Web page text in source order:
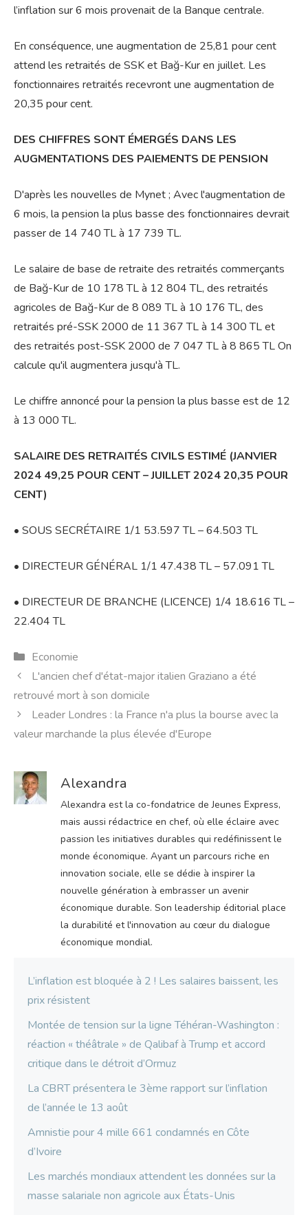
l’inflation sur 6 mois provenait de la Banque centrale.
En conséquence, une augmentation de 25,81 pour cent
attend les retraités de SSK et Bağ-Kur en juillet. Les
fonctionnaires retraités recevront une augmentation de
20,35 pour cent.
DES CHIFFRES SONT ÉMERGÉS DANS LES
AUGMENTATIONS DES PAIEMENTS DE PENSION
D'après les nouvelles de Mynet ; Avec l'augmentation de
6 mois, la pension la plus basse des fonctionnaires devrait
passer de 14 740 TL à 17 739 TL.
Le salaire de base de retraite des retraités commerçants
de Bağ-Kur de 10 178 TL à 12 804 TL, des retraités
agricoles de Bağ-Kur de 8 089 TL à 10 176 TL, des
retraités pré-SSK 2000 de 11 367 TL à 14 300 TL et
des retraités post-SSK 2000 de 7 047 TL à 8 865 TL On
calcule qu'il augmentera jusqu'à TL.
Le chiffre annoncé pour la pension la plus basse est de 12
à 13 000 TL.
SALAIRE DES RETRAITÉS CIVILS ESTIMÉ (JANVIER
2024 49,25 POUR CENT – JUILLET 2024 20,35 POUR
CENT)
• SOUS SECRÉTAIRE 1/1 53.597 TL – 64.503 TL
• DIRECTEUR GÉNÉRAL 1/1 47.438 TL – 57.091 TL
• DIRECTEUR DE BRANCHE (LICENCE) 1/4 18.616 TL –
22.404 TL
Catégories
Economie
L'ancien chef d'état-major italien Graziano a été
retrouvé mort à son domicile
Leader Londres : la France n'a plus la bourse avec la
valeur marchande la plus élevée d'Europe
Alexandra
Alexandra est la co-fondatrice de Jeunes Express,
mais aussi rédactrice en chef, où elle éclaire avec
passion les initiatives durables qui redéfinissent le
monde économique. Ayant un parcours riche en
innovation sociale, elle se dédie à inspirer la
nouvelle génération à embrasser un avenir
économique durable. Son leadership éditorial place
la durabilité et l'innovation au cœur du dialogue
économique mondial.
L’inflation est bloquée à 2 ! Les salaires baissent, les
prix résistent
Montée de tension sur la ligne Téhéran-Washington :
réaction « théâtrale » de Qalibaf à Trump et accord
critique dans le détroit d’Ormuz
La CBRT présentera le 3ème rapport sur l’inflation
de l’année le 13 août
Amnistie pour 4 mille 661 condamnés en Côte
d’Ivoire
Les marchés mondiaux attendent les données sur la
masse salariale non agricole aux États-Unis